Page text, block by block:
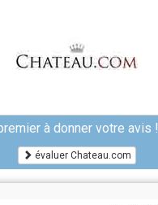
à donner votre avis !
évaluer Chateau.com